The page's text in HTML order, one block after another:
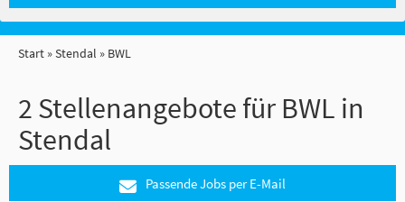
Start Stendal BWL
2 Stellenangebote für BWL in
Stendal
Passende Jobs per E-Mail